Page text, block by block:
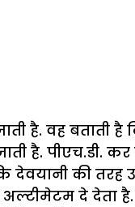
है. वह बताती
है. पीएच.डी.
देवयानी की
दे देता है.